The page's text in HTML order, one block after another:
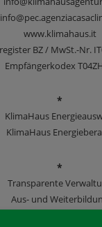
www.klimahaus.it
BZ / MwSt.-Nr.
Empfängerkodex
*
KlimaHaus
KlimaHaus
*
Transparente
Aus- und